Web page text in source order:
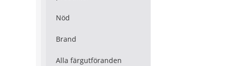
Nöd
Brand
Alla färgutföranden